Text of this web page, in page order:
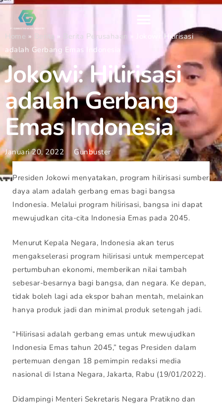
Home » Berita » Berita Perusahaan »
Jokowi: Hilirisasi
adalah Gerbang Emas Indonesia
Jokowi: Hilirisasi
adalah Gerbang
Emas Indonesia
Januari 20, 2022 Gunbuster
Presiden Jokowi menyatakan, program hilirisasi sumber
daya alam adalah gerbang emas bagi bangsa
Indonesia. Melalui program hilirisasi, bangsa ini dapat
mewujudkan cita-cita Indonesia Emas pada 2045.
Menurut Kepala Negara, Indonesia akan terus
mengakselerasi program hilirisasi untuk mempercepat
pertumbuhan ekonomi, memberikan nilai tambah
sebesar-besarnya bagi bangsa, dan negara. Ke depan,
tidak boleh lagi ada ekspor bahan mentah, melainkan
hanya produk jadi dan minimal produk setengah jadi.
“Hilirisasi adalah gerbang emas untuk mewujudkan
Indonesia Emas tahun 2045,” tegas Presiden dalam
pertemuan dengan 18 pemimpin redaksi media
nasional di Istana Negara, Jakarta, Rabu (19/01/2022).
Didampingi Menteri Sekretaris Negara Pratikno dan